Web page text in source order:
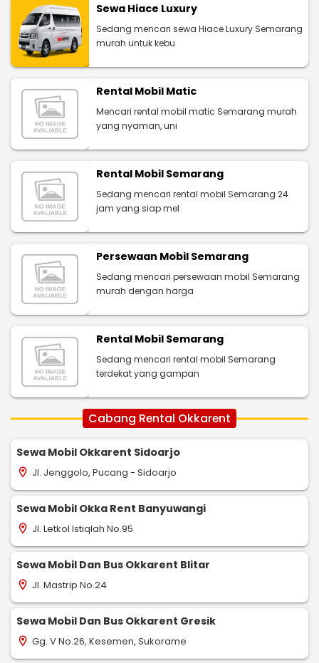
Sewa Hiace Luxury
Sedang mencari sewa Hiace Luxury Semarang
murah untuk kebu
Rental Mobil Matic
Mencari rental mobil matic Semarang murah
yang nyaman, uni
Rental Mobil Semarang
Sedang mencari rental mobil Semarang 24
jam yang siap mel
Persewaan Mobil Semarang
Sedang mencari persewaan mobil Semarang
murah dengan harga
Rental Mobil Semarang
Sedang mencari rental mobil Semarang
terdekat yang gampan
Cabang Rental Okkarent
Sewa Mobil Okkarent Sidoarjo
location_on Jl. Jenggolo, Pucang - Sidoarjo
Sewa Mobil Okka Rent Banyuwangi
location_on Jl. Letkol Istiqlah No.95
Sewa Mobil Dan Bus Okkarent Blitar
location_on Jl. Mastrip No.24
Sewa Mobil Dan Bus Okkarent Gresik
location_on Gg. V No.26, Kesemen, Sukorame